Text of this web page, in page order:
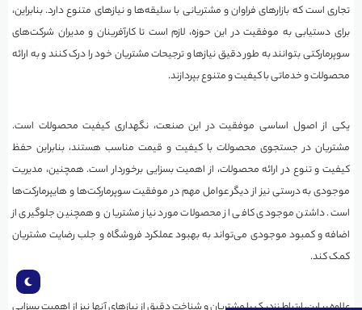
تجاری است که بازارهای فراوان و مشتریانی با سلیقه‌ها و نیازهای متنوع دارد. بنابراین،
برای دستیابی به موفقیت در این حوزه، لازم است تا کارآفرینان و مدیران شرکت‌های
سوپرمارکتی بتوانند به طور دقیق نیازها و ترجیحات مشتریان خود را درک کنند و به ارائه
محصولات و خدماتی با کیفیت و متنوع بپردازند.
یکی از اصول اساسی موفقیت در این صنعت، نگهداری کیفیت محصولات است.
مشتریان در جستجوی محصولات با کیفیت و قیمت مناسب هستند، بنابراین حفظ
کیفیت و تنوع در ارائه محصولات، از اهمیت بسزایی برخوردار است. همچنین، مدیریت
موجودی به درستی نیز از دیگر عوامل مهم در موفقیت سوپرمارکت‌ها و هایپرمارکت‌ها
است. داشتن موجودی کافی از محصولات مورد نیاز مشتریان و همچنین جلوگیری از
اضافه و کمبود موجودی می‌تواند به بهبود عملکرد فروشگاه و جلب رضایت مشتریان
کمک کند.